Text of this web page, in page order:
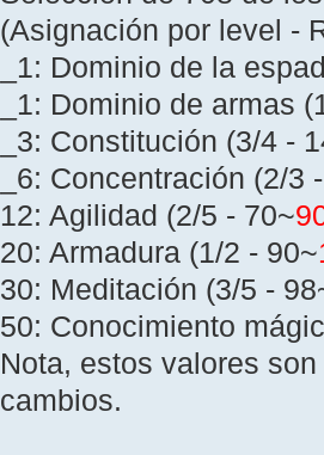
(Asignación por level -
_1: Dominio de la
_1: Dominio de armas
_3: Constitución (3/4 -
_6: Concentración (2/3
12: Agilidad (2/5 - 70~
20: Armadura (1/2 - 90~
30: Meditación (3/5 -
50: Conocimiento
Nota, estos valores
cambios.